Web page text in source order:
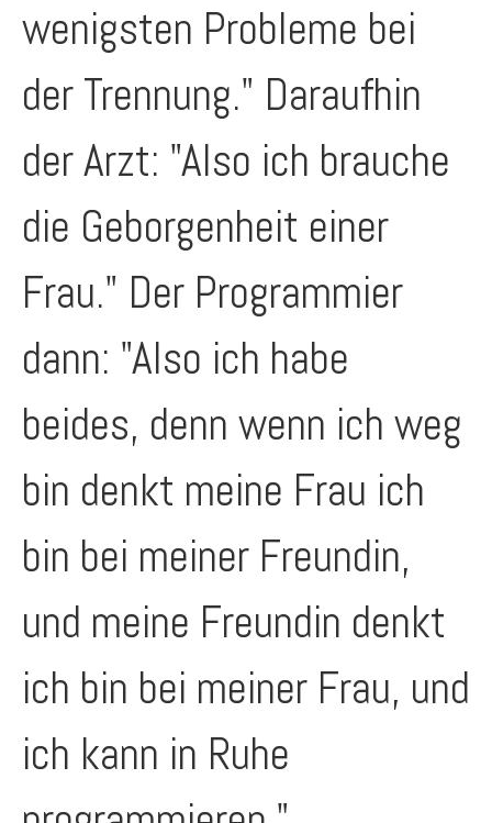
wenigsten Probleme bei
der Trennung." Daraufhin
der Arzt: "Also ich brauche
die Geborgenheit einer
Frau." Der Programmier
dann: "Also ich habe
beides, denn wenn ich weg
bin denkt meine Frau ich
bin bei meiner Freundin,
und meine Freundin denkt
ich bin bei meiner Frau, und
ich kann in Ruhe